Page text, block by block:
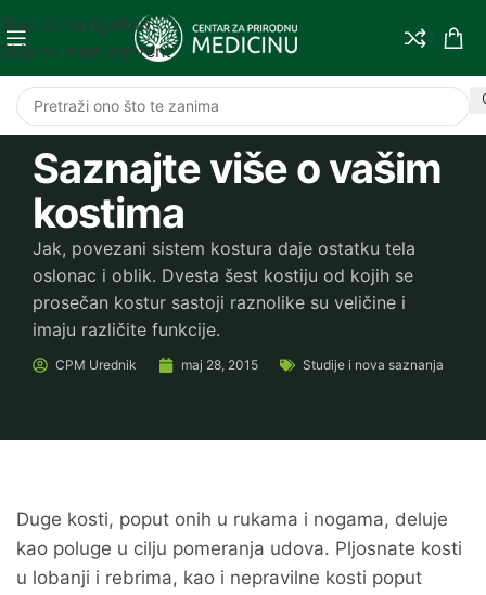
Skip to navigation
Skip to main content
Saznajte više o vašim
kostima
Jak, povezani sistem kostura daje ostatku tela
oslonac i oblik. Dvesta šest kostiju od kojih se
prosečan kostur sastoji raznolike su veličine i
imaju različite funkcije.
CPM Urednik maj 28, 2015 Studije i nova saznanja
Duge kosti, poput onih u rukama i nogama, deluje
kao poluge u cilju pomeranja udova. Pljosnate kosti
u lobanji i rebrima, kao i nepravilne kosti poput